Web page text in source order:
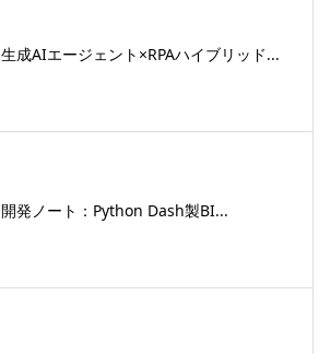
生成AIエージェント×RPAハイブリッド...
開発ノート：Python Dash製BI...